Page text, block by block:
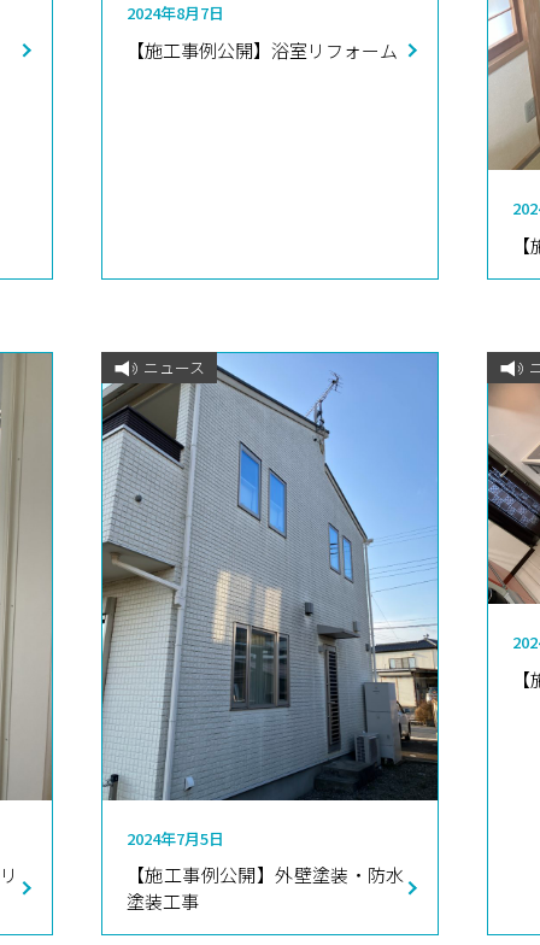
2024年8月7日
【施工事例公開】浴室リフォーム
ニュース
2024年7月5日
【施工事例公開】外壁塗装・防水
塗装工事